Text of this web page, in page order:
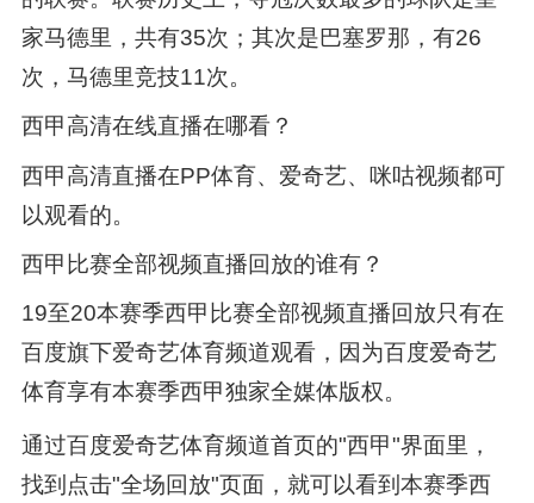
家马德里，共有35次；其次是巴塞罗那，有26
次，马德里竞技11次。
西甲高清在线直播在哪看？
西甲高清直播在PP体育、爱奇艺、咪咕视频都可
以观看的。
西甲比赛全部视频直播回放的谁有？
19至20本赛季西甲比赛全部视频直播回放只有在
百度旗下爱奇艺体育频道观看，因为百度爱奇艺
体育享有本赛季西甲独家全媒体版权。
通过百度爱奇艺体育频道首页的"西甲"界面里，
找到点击"全场回放"页面，就可以看到本赛季西